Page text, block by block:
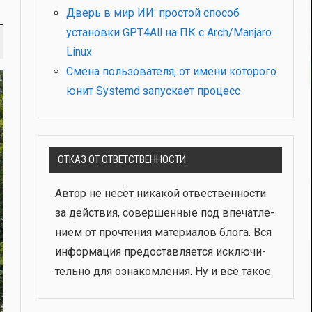
Дверь в мир ИИ: простой способ
установки GPT4All на ПК с Arch/Manjaro
Linux
Смена пользователя, от имени которого
юнит Systemd запускает процесс
ОТКАЗ ОТ ОТВЕТСТВЕННОСТИ
Автор не несёт ника­кой отвест­вен­но­сти
за дей­ствия, совер­шен­ные под впе­чат­ле­
ни­ем от про­чте­ния мате­ри­а­лов бло­га. Вся
инфор­ма­ция предо­став­ля­ет­ся исклю­чи­
тель­но для озна­ком­ле­ния. Ну и всё такое.